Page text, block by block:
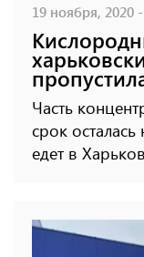
19 ноября, 2020
Часть
срок
едет в